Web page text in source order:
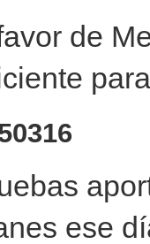
de
ese